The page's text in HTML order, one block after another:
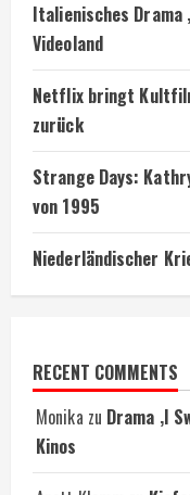
Italienisches Drama
Videoland
Netflix bringt
zurück
Strange Days:
von 1995
Niederländischer
RECENT COMMENTS
Monika zu Drama ‚I
Kinos